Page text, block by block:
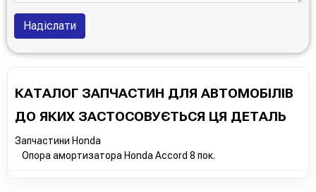
Надіслати
КАТАЛОГ ЗАПЧАСТИН ДЛЯ АВТОМОБІЛІВ
ДО ЯКИХ ЗАСТОСОВУЄТЬСЯ ЦЯ ДЕТАЛЬ
Запчастини Honda
Опора амортизатора Honda Accord 8 пок.